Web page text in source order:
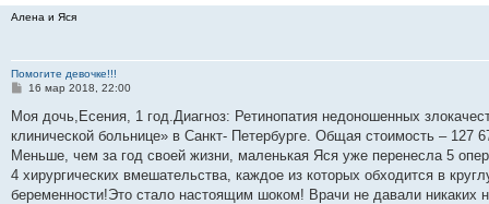
Алена и Яся
Помогите девочке!!!
С
о
щ
е
и
е
16 мар 2018, 22:00
Моя дочь,Есения, 1 год.Диагноз: Ретинопатия недоношенных
клинической больнице» в Санкт- Петербурге. Общая стоимость – 127
Меньше, чем за год своей жизни, маленькая Яся уже перенесла 5
4 хирургических вмешательства, каждое из которых обходится в
беременности!Это стало настоящим шоком! Врачи не давали